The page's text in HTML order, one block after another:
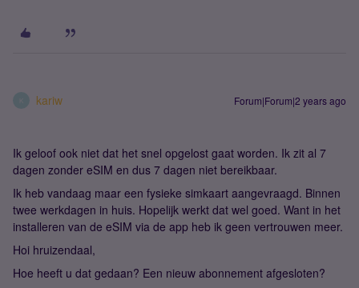
kariw Forum|Forum|2 years ago
Ik geloof ook niet dat het snel opgelost gaat worden. Ik zit al 7
dagen zonder eSIM en dus 7 dagen niet bereikbaar.
Ik heb vandaag maar een fysieke simkaart aangevraagd. Binnen
twee werkdagen in huis. Hopelijk werkt dat wel goed. Want in het
installeren van de eSIM via de app heb ik geen vertrouwen meer.
Hoi hruizendaal,
Hoe heeft u dat gedaan? Een nieuw abonnement afgesloten?